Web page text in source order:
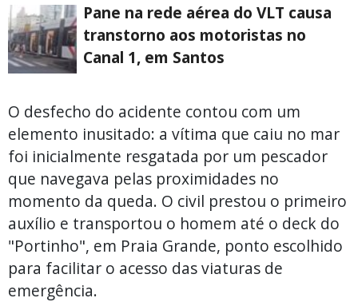
Pane na rede aérea do VLT causa
transtorno aos motoristas no
Canal 1, em Santos
O desfecho do acidente contou com um
elemento inusitado: a vítima que caiu no mar
foi inicialmente resgatada por um pescador
que navegava pelas proximidades no
momento da queda. O civil prestou o primeiro
auxílio e transportou o homem até o deck do
"Portinho", em Praia Grande, ponto escolhido
para facilitar o acesso das viaturas de
emergência.